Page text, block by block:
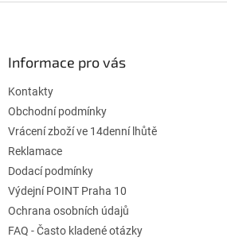
Informace pro vás
Kontakty
Obchodní podmínky
Vrácení zboží ve 14denní lhůtě
Reklamace
Dodací podmínky
Výdejní POINT Praha 10
Ochrana osobních údajů
FAQ - Často kladené otázky